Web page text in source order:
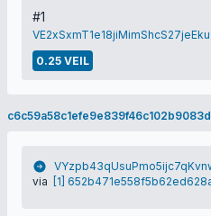
#1
0.25 VEIL
via
[1]